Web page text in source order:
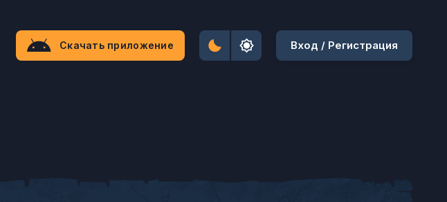
Скачать приложение Вход / Регистрация